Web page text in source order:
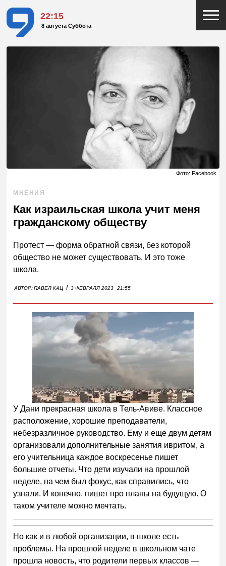
22:15
8 августа Суббота
Фото: Facebook
МНЕНИЯ
Как израильская школа учит меня
гражданскому обществу
Протест — форма обратной связи, без которой
общество не может существовать. И это тоже
школа.
АВТОР:ПАВЕЛ КАЦ I 3 ФЕВРАЛЯ 2023 21:55
У Дани прекрасная школа в Тель-Авиве. Классное
расположение, хорошие преподаватели,
небезразличное руководство. Ему и еще двум детям
организовали дополнительные занятия ивритом, а
его учительница каждое воскресенье пишет
большие отчеты. Что дети изучали на прошлой
неделе, на чем был фокус, как справились, что
узнали. И конечно, пишет про планы на будущую. О
таком учителе можно мечтать.
Но как и в любой организации, в школе есть
проблемы. На прошлой неделе в школьном чате
прошла новость, что родители первых классов —